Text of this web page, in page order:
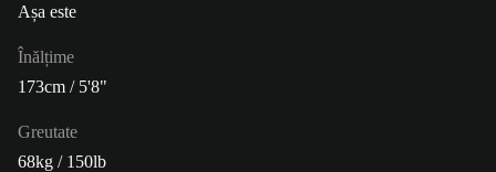
Așa este
Înălțime
173cm / 5'8"
Greutate
68kg / 150lb